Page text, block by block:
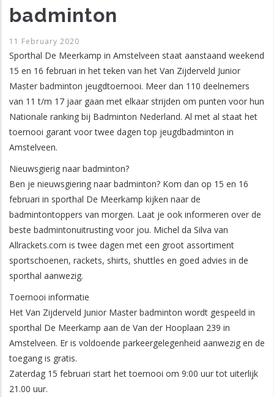
badminton
11 February 2020
Sporthal De Meerkamp in Amstelveen staat aanstaand weekend
15 en 16 februari in het teken van het Van Zijderveld Junior
Master badminton jeugdtoernooi. Meer dan 110 deelnemers
van 11 t/m 17 jaar gaan met elkaar strijden om punten voor hun
Nationale ranking bij Badminton Nederland. Al met al staat het
toernooi garant voor twee dagen top jeugdbadminton in
Amstelveen.
Nieuwsgierig naar badminton?
Ben je nieuwsgiering naar badminton? Kom dan op 15 en 16
februari in sporthal De Meerkamp kijken naar de
badmintontoppers van morgen. Laat je ook informeren over de
beste badmintonuitrusting voor jou. Michel da Silva van
Allrackets.com is twee dagen met een groot assortiment
sportschoenen, rackets, shirts, shuttles en goed advies in de
sporthal aanwezig.
Toernooi informatie
Het Van Zijderveld Junior Master badminton wordt gespeeld in
sporthal De Meerkamp aan de Van der Hooplaan 239 in
Amstelveen. Er is voldoende parkeergelegenheid aanwezig en de
toegang is gratis.
Zaterdag 15 februari start het toernooi om 9:00 uur tot uiterlijk
21.00 uur.